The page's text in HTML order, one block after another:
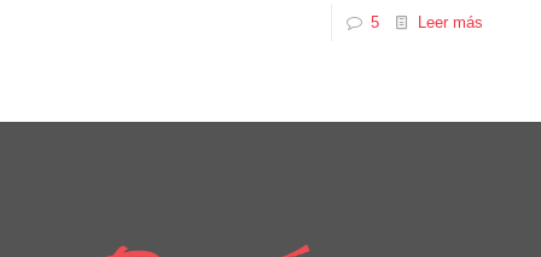
5 Leer más